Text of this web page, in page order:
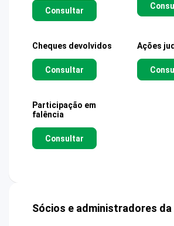
Consultar
Cheques devolvidos
Consultar
Ações
Participação em
falência
Consultar
Sócios e administradores da